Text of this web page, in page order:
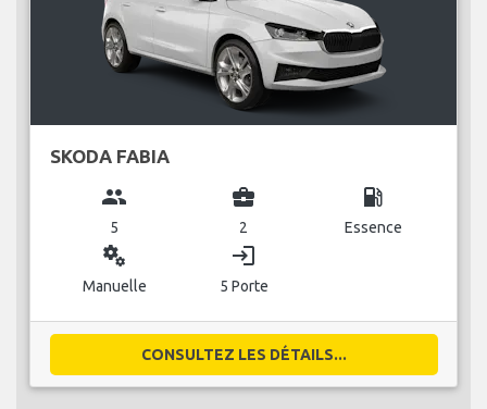
SKODA FABIA
group
5
business_center
2
local_gas_station
Essence
miscellaneous_services
Manuelle
login
5 Porte
CONSULTEZ LES DÉTAILS...